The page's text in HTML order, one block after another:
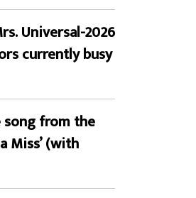
Universal-2026
currently busy
song from the
Miss’ (with